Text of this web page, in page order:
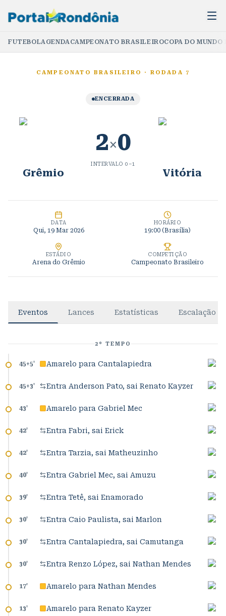
FUTEBOLAGENDACAMPEONATO BRASILEIROCOPA DO
CAMPEONATO BRASILEIRO · RODADA 7
ENCERRADA
Grêmio
2×0
INTERVALO0 –1
Vitória
DATA
Qui, 19 Mar 2026
HORÁRIO
19:00 (Brasília)
ESTÁDIO
Arena do Grêmio
COMPETIÇÃO
Campeonato Brasileiro
Eventos Lances Estatísticas Escalação
2º TEMPO
45+5' Amarelo para Cantalapiedra
45+3' Entra Anderson Pato, sai Renato Kayzer
43' Amarelo para Gabriel Mec
42' Entra Fabri, sai Erick
42' Entra Tarzia, sai Matheuzinho
40' Entra Gabriel Mec, sai Amuzu
39' Entra Tetê, sai Enamorado
30' Entra Caio Paulista, sai Marlon
30' Entra Cantalapiedra, sai Camutanga
30' Entra Renzo López, sai Nathan Mendes
17' Amarelo para Nathan Mendes
13' Amarelo para Renato Kayzer